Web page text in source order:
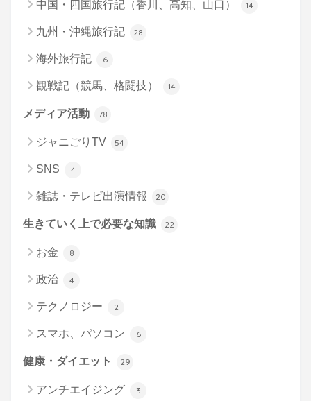
中国・四国旅行記（香川、高知、山口） 14
九州・沖縄旅行記 28
海外旅行記 6
観戦記（競馬、格闘技） 14
メディア活動 78
ジャニごりTV 54
SNS 4
雑誌・テレビ出演情報 20
生きていく上で必要な知識 22
お金 8
政治 4
テクノロジー 2
スマホ、パソコン 6
健康・ダイエット 29
アンチエイジング 3